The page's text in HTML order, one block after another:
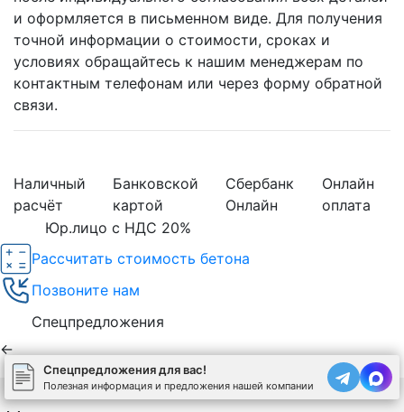
и оформляется в письменном виде. Для получения
точной информации о стоимости, сроках и
условиях обращайтесь к нашим менеджерам по
контактным телефонам или через форму обратной
связи.
Наличный
расчёт
Банковской
картой
Сбербанк
Онлайн
Онлайн
оплата
Юр.лицо с НДС 20%
Спецпредложения для вас!
Полезная информация и предложения нашей компании
Рассчитать стоимость бетона
Позвоните нам
Спецпредложения
←
Используя сайт, вы соглашаетесь на обработку cookies